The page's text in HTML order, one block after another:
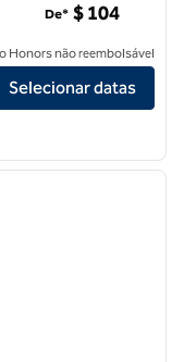
Airport
De* $ 104
Honors não reembolsável
Selecionar datas